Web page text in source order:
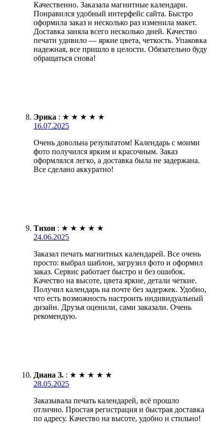
Качественно. Заказала магнитные календари.
Понравился удобный интерфейс сайта. Быстро
оформила заказ и несколько раз изменила макет.
Доставка заняла всего несколько дней. Качество
печати удивило — яркие цвета, четкость. Упаковка
надежная, все пришло в целости. Обязательно буду
обращаться снова!
Эрика : ★ ★ ★ ★ ★
16.07.2025
Очень довольна результатом! Календарь с моими
фото получился ярким и красочным. Заказ
оформлялся легко, а доставка была не задержана.
Все сделано аккуратно!
Тихон : ★ ★ ★ ★ ★
24.06.2025
Заказал печать магнитных календарей. Все очень
просто: выбрал шаблон, загрузил фото и оформил
заказ. Сервис работает быстро и без ошибок.
Качество на высоте, цвета яркие, детали четкие.
Получил календарь на почте без задержек. Удобно,
что есть возможность настроить индивидуальный
дизайн. Друзья оценили, сами заказали. Очень
рекомендую.
Диана З. : ★ ★ ★ ★ ★
28.05.2025
Заказывала печать календарей, всё прошло
отлично. Простая регистрация и быстрая доставка
по адресу. Качество на высоте, удобно и стильно!